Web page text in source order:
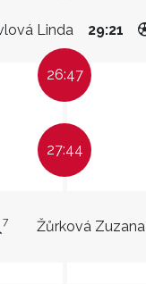
Linda 29:21
26:47
27:44
Žůrková Zuzana
7